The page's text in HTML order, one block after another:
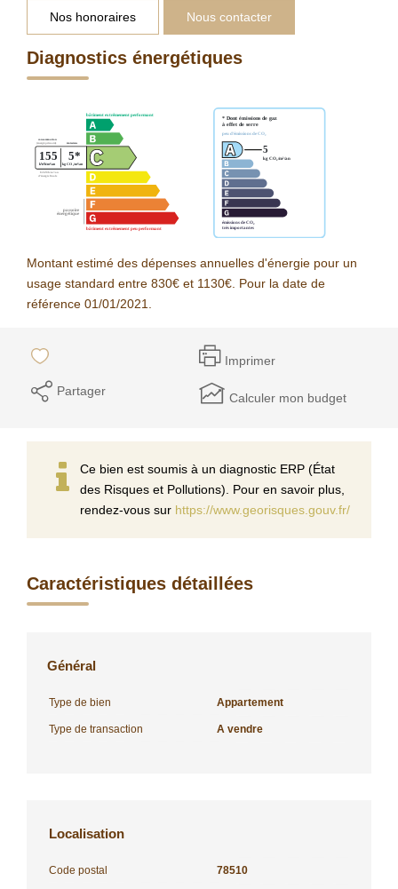
Nos honoraires Nous contacter
Diagnostics énergétiques
Montant estimé des dépenses annuelles d'énergie pour un
usage standard entre 830€ et 1130€. Pour la date de
référence 01/01/2021.
Imprimer
Partager Calculer mon budget
Ce bien est soumis à un diagnostic ERP (État
des Risques et Pollutions). Pour en savoir plus,
rendez-vous sur https://www.georisques.gouv.fr/
Caractéristiques détaillées
Général
Type de bien Appartement
Type de transaction A vendre
Localisation
Code postal 78510